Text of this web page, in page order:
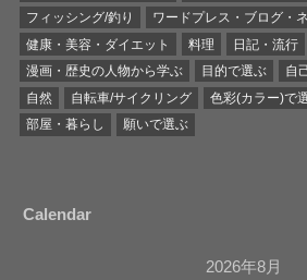
フィッシング/釣り
ワードプレス・ブログ・
健康・美容・ダイエット
料理
日記・流行
漫画・歴史の人物から学ぶ
目的で選ぶ
自
自然
自転車/サイクリング 色彩(カラー)で
部屋・暮らし
願いで選ぶ
Calendar
2026年8月